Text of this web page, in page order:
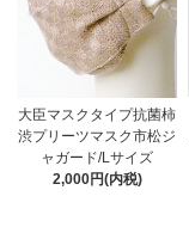
大臣マスクタイプ抗菌柿
渋プリーツマスク市松ジ
ャガード/Lサイズ
2,000円(内税)